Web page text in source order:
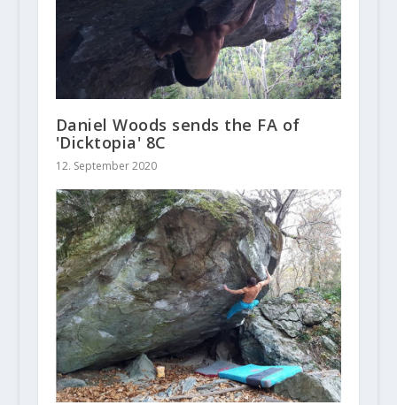
Daniel Woods sends the FA of
'Dicktopia' 8C
12. September 2020